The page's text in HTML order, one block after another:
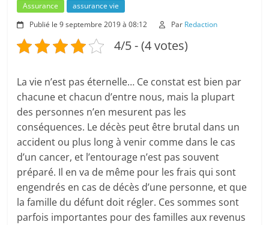
Assurance
assurance vie
Publié le 9 septembre 2019 à 08:12
Par Redaction
4/5 - (4 votes)
La vie n’est pas éternelle… Ce constat est bien par
chacune et chacun d’entre nous, mais la plupart
des personnes n’en mesurent pas les
conséquences. Le décès peut être brutal dans un
accident ou plus long à venir comme dans le cas
d’un cancer, et l’entourage n’est pas souvent
préparé. Il en va de même pour les frais qui sont
engendrés en cas de décès d’une personne, et que
la famille du défunt doit régler. Ces sommes sont
parfois importantes pour des familles aux revenus